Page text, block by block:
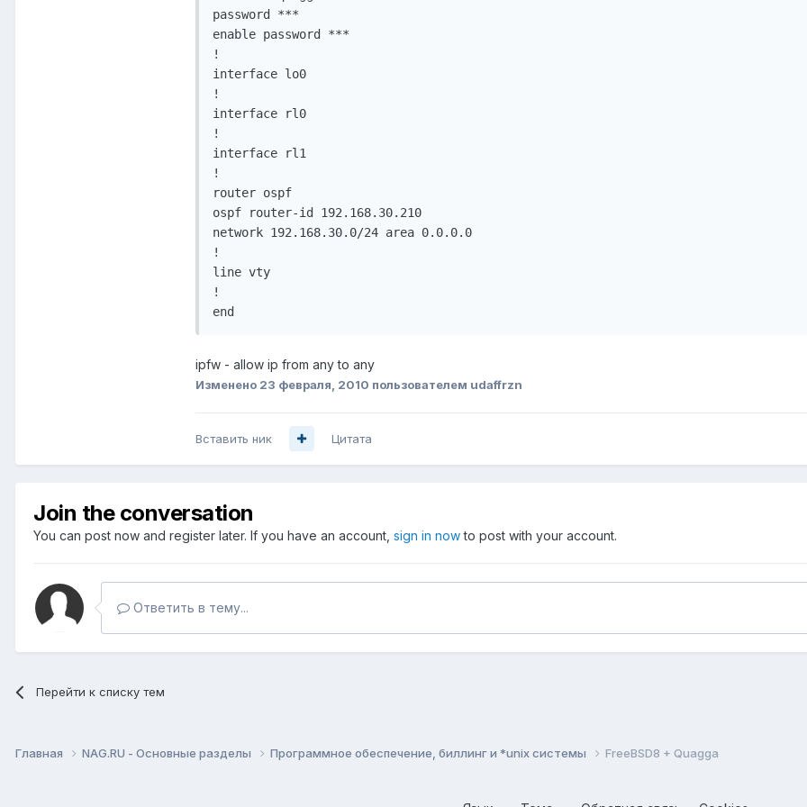
password ***
enable password ***
!
interface lo0
!
interface rl0
!
interface rl1
!
router ospf
ospf router-id 192.168.30.210
network 192.168.30.0/24 area 0.0.0.0
!
line vty
!
ipfw - allow ip from any to any
Изменено 23 февраля, 2010 пользователем udaffrzn
Вставить ник Цитата
Join the conversation
You can post now and register later. If you have an account, sign in nowto post with your account.
Ответить в тему...
Перейти к списку тем
Главная NAG.RU - Основные разделы Программное обеспечение, биллинг и *unix системы FreeBSD8 + Quagga